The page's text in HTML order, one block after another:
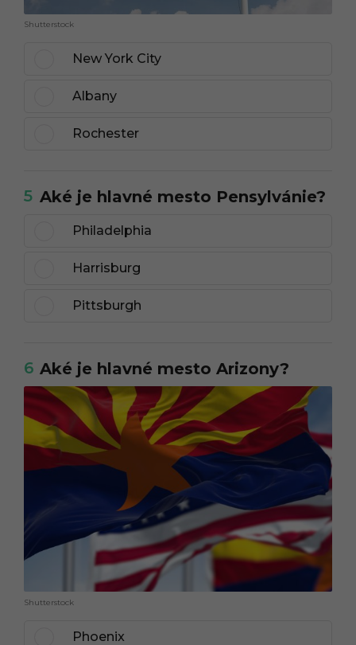
Shutterstock
New York City
Albany
Rochester
5 Aké je hlavné mesto Pensylvánie?
Philadelphia
Harrisburg
Pittsburgh
6 Aké je hlavné mesto Arizony?
Shutterstock
Phoenix